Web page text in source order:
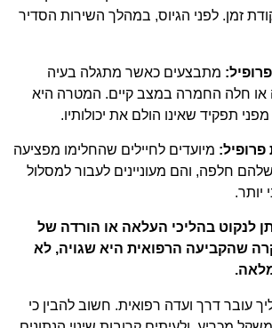
זמן. לפני הגיוס, במהלך השירות הסדיר
מתבצעים כאשר מתגלה בעיה
או חלה החמרה במצב קיים. המטרה היא
תפקיד שאינו הולם את יכולותיו.
מיועדים לחיילים שהחלימו מפציעה
חלפה, והם מעוניינים לעבור למסלול
יותר.
לנקוט בהליכי העלאה או הורדה של
שהקביעה הרפואית היא שגויה, לא
עובר דרך ועדה רפואית. חשוב להבין כי